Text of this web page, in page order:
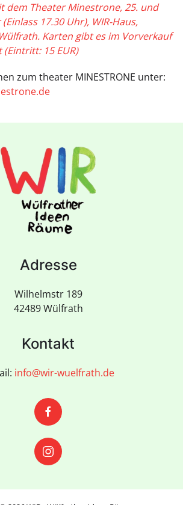
dem Theater Minestrone, 25. und
17.30 Uhr), WIR-Haus,
Karten gibt es im Vorverkauf
(Eintritt: 15 EUR)
zum theater MINESTRONE unter:
Adresse
Wilhelmstr 189
42489 Wülfrath
Kontakt
info@wir-wuelfrath.de